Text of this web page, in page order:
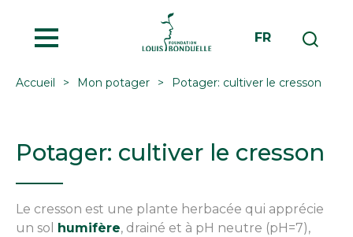
FR
Accueil Mon potager Potager: cultiver le cresson
Potager: cultiver le cresson
Le cresson est une plante herbacée qui apprécie
un sol
humifère, drainé et à pH neutre (pH=7),